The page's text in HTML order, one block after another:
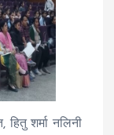
शर्मा नलिनी